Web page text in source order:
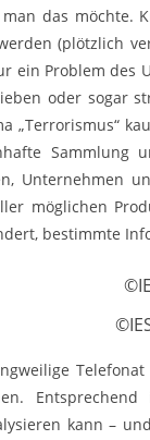
das möchte.
(plötzlich
ein Problem des
oder sogar
„Terrorismus“
Sammlung
Unternehmen
möglichen
bestimmte
kann –